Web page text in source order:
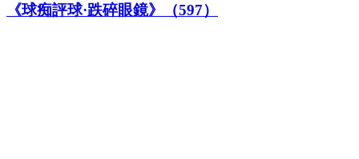
《球痴評球·跌碎眼鏡》（597）